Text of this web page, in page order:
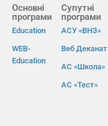
Основні
програми
Education
WEB-
Education
Супутні
програми
АСУ «ВНЗ»
Веб Деканат
АС «Школа»
АС «Тест»